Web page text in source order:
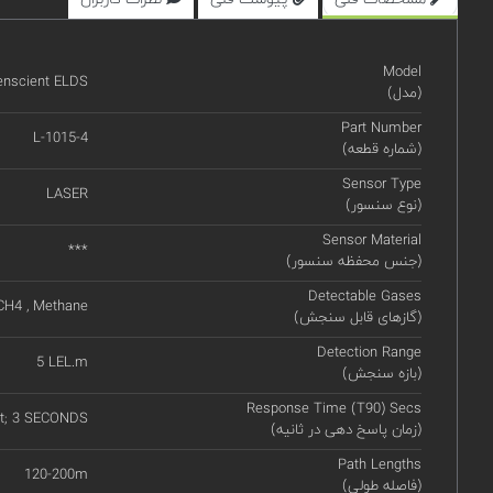
Model
(مدل)
ELDS
Part Number
(شماره قطعه)
L-1015-4
Sensor Type
(نوع سنسور)
LASER
Sensor Material
(جنس محفظه سنسور)
***
Detectable Gases
(گازهای قابل سنجش)
, Methane
Detection Range
(بازه سنجش)
5 LEL.m
Response Time (T90) Secs
(زمان پاسخ دهی در ثانیه)
3 SECONDS
Path Lengths
(فاصله طولی)
120-200m